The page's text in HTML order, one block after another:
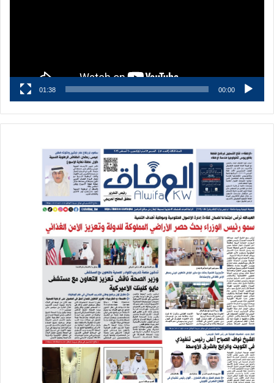
00:00
01:38